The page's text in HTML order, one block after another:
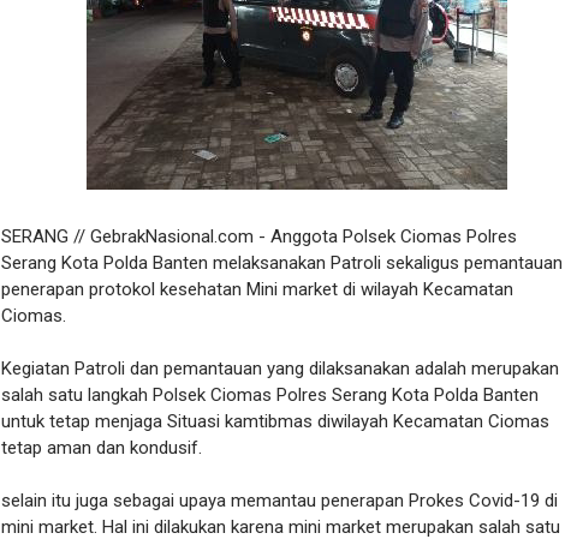
SERANG // GebrakNasional.com - Anggota Polsek Ciomas Polres
Serang Kota Polda Banten melaksanakan Patroli sekaligus pemantauan
penerapan protokol kesehatan Mini market di wilayah Kecamatan
Ciomas.
Kegiatan Patroli dan pemantauan yang dilaksanakan adalah merupakan
salah satu langkah Polsek Ciomas Polres Serang Kota Polda Banten
untuk tetap menjaga Situasi kamtibmas diwilayah Kecamatan Ciomas
tetap aman dan kondusif.
selain itu juga sebagai upaya memantau penerapan Prokes Covid-19 di
mini market. Hal ini dilakukan karena mini market merupakan salah satu